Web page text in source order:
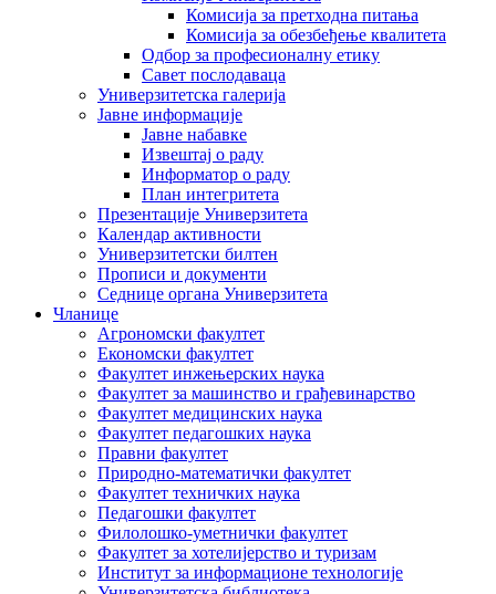
Комисија за претходна питања
Комисија за обезбеђење квалитета
Одбор за професионалну етику
Савет послодаваца
Универзитетска галерија
Јавне информације
Јавне набавке
Извештај о раду
Информатор о раду
План интегритета
Презентације Универзитета
Календар активности
Универзитетски билтен
Прописи и документи
Седнице органа Универзитета
Чланице
Агрономски факултет
Економски факултет
Факултет инжењерских наука
Факултет за машинство и грађевинарство
Факултет медицинских наука
Факултет педагошких наука
Правни факултет
Природно-математички факултет
Факултет техничких наука
Педагошки факултет
Филолошко-уметнички факултет
Факултет за хотелијерство и туризам
Институт за информационе технологије